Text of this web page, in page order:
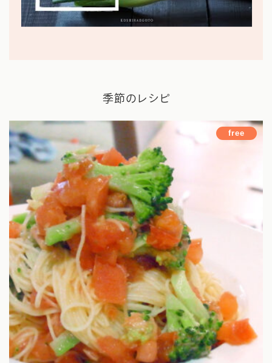
プロフィール
薬膳講座
オンラインコミュニティ
お料理レッスン
講師
旅する薬膳
お問い合わせ
季節のレシピ
free